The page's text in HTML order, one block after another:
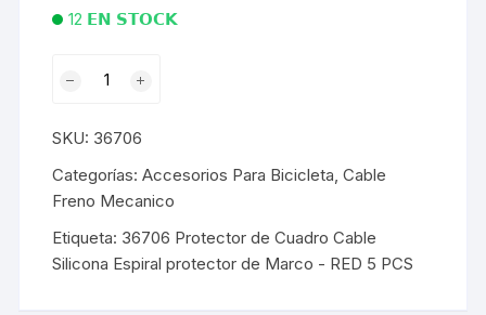
12 𝗘𝗡 𝗦𝗧𝗢𝗖𝗞
Cable
Silicona
Espiral
de
Marco
SKU: 36706
Categorías:Accesorios Para Bicicleta,Cable
Freno Mecanico
Etiqueta: 36706 Protector de Cuadro Cable
Silicona Espiral protector de Marco - RED 5 PCS